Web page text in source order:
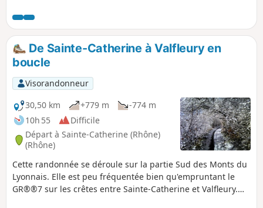
des Alpes est magnifique. Le retour suit la ligne de crête
versant Est, avec le massif du Pilat en ligne de mire et les
Alpes à main gauche. Le village médiéval de Riverie ne
manque pas d’intérêt.
De Sainte-Catherine à Valfleury en
boucle
Visorandonneur
30,50 km
+779 m
-774 m
10h 55
Difficile
Départ à Sainte-Catherine (Rhône)
(Rhône)
Cette randonnée se déroule sur la partie Sud des Monts du
Lyonnais. Elle est peu fréquentée bien qu'empruntant le
GR®®7 sur les crêtes entre Sainte-Catherine et Valfleury.